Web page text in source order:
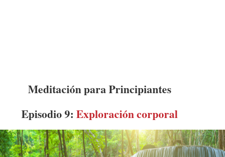
Meditación para Principiantes
Episodio 9:Exploración corporal